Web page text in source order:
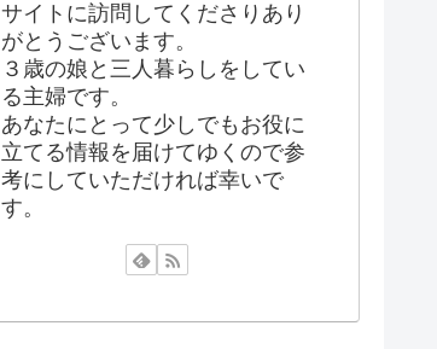
サイトに訪問してくださりあり
がとうございます。
３歳の娘と三人暮らしをしてい
る主婦です。
あなたにとって少しでもお役に
立てる情報を届けてゆくので参
考にしていただければ幸いで
す。